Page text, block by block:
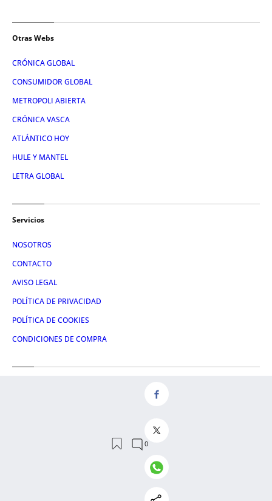
Otras Webs
CRÓNICA GLOBAL
CONSUMIDOR GLOBAL
METROPOLI ABIERTA
CRÓNICA VASCA
ATLÁNTICO HOY
HULE Y MANTEL
LETRA GLOBAL
Servicios
NOSOTROS
CONTACTO
AVISO LEGAL
POLÍTICA DE PRIVACIDAD
POLÍTICA DE COOKIES
CONDICIONES DE COMPRA